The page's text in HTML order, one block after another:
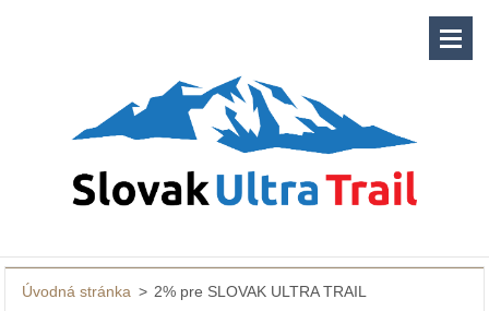
Úvodná stránka > 2% pre SLOVAK ULTRA TRAIL